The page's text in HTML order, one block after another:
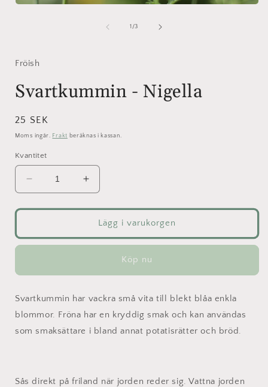
1/av
3
Fröish
Svartkummin - Nigella
Ordinarie
pris
25 SEK
Moms ingår. Frakt beräknas i kassan.
Kvantitet
Minska
kvantitet
för
-
Nigella
Öka
kvantitet
för
Svartkummin
-
Nigella
Lägg i varukorgen
Köp nu
Svartkummin har vackra små vita till blekt blåa enkla
blommor. Fröna har en kryddig smak och kan användas
som smaksättare i bland annat potatisrätter och bröd.
Sås direkt på friland när jorden reder sig. Vattna jorden